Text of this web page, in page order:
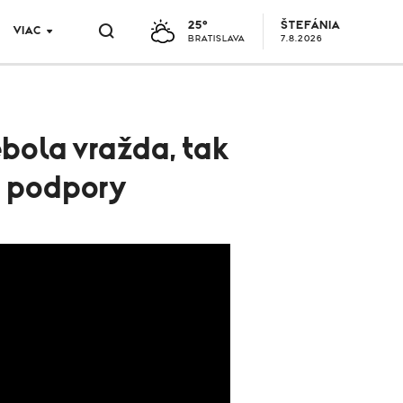
VIAC 25°
BRATISLAVA
ŠTEFÁNIA
7.8.2026
vražda, tak
podpory